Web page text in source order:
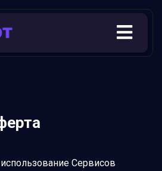
Сервисов